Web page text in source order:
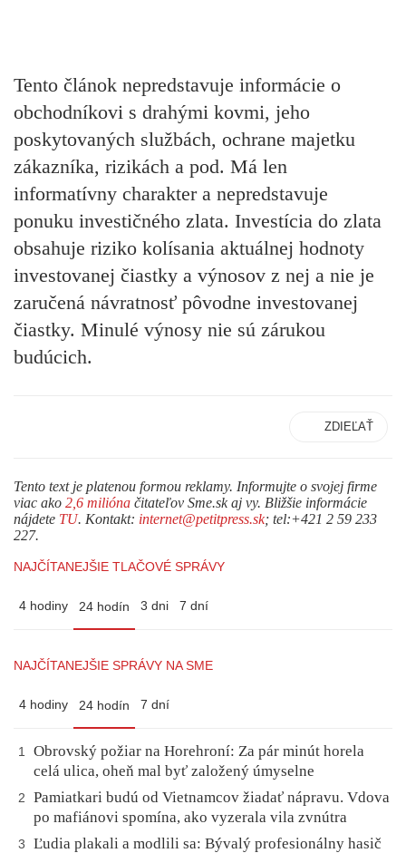
Tento článok nepredstavuje informácie o
obchodníkovi s drahými kovmi, jeho
poskytovaných službách, ochrane majetku
zákazníka, rizikách a pod. Má len
informatívny charakter a nepredstavuje
ponuku investičného zlata. Investícia do zlata
obsahuje riziko kolísania aktuálnej hodnoty
investovanej čiastky a výnosov z nej a nie je
zaručená návratnosť pôvodne investovanej
čiastky. Minulé výnosy nie sú zárukou
budúcich.
ZDIEĽAŤ
Tento text je platenou formou reklamy. Informujte o svojej firme
viac ako 2,6 milióna čitateľov Sme.sk aj vy. Bližšie informácie
nájdete TU. Kontakt: internet@petitpress.sk; tel:+421 2 59 233
227.
NAJČÍTANEJŠIE TLAČOVÉ SPRÁVY
4 hodiny 24 hodín 3 dni 7 dní
NAJČÍTANEJŠIE SPRÁVY NA SME
4 hodiny 24 hodín 7 dní
1
Obrovský požiar na Horehroní: Za pár minút horela
celá ulica, oheň mal byť založený úmyselne
2
Pamiatkari budú od Vietnamcov žiadať nápravu. Vdova
po mafiánovi spomína, ako vyzerala vila zvnútra
3
Ľudia plakali a modlili sa: Bývalý profesionálny hasič